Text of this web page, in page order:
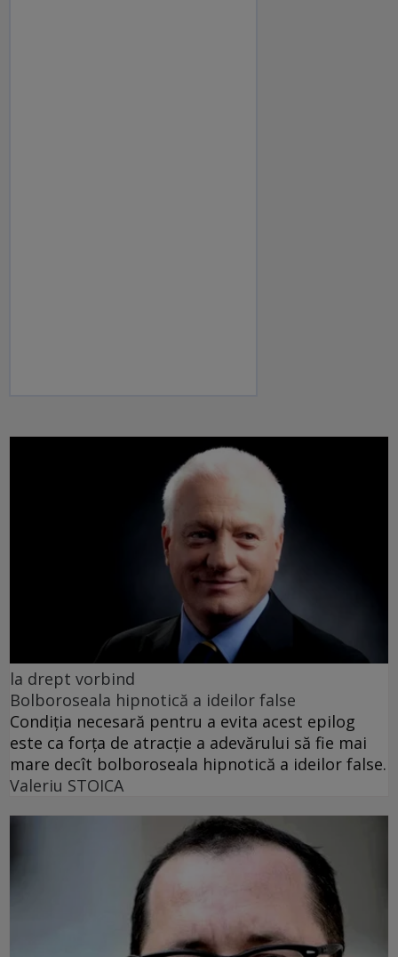
la drept vorbind
Bolboroseala hipnotică a ideilor false
Condiția necesară pentru a evita acest epilog
este ca forța de atracție a adevărului să fie mai
mare decît bolboroseala hipnotică a ideilor false.
Valeriu STOICA